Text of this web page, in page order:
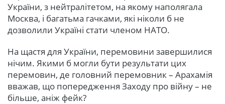
України, з нейтралітетом, на якому наполягала
Москва, і багатьма гачками, які ніколи б не
дозволили Україні стати членом НАТО.
На щастя для України, перемовини завершилися
нічим. Якими б могли бути результати цих
перемовин, де головний перемовник – Арахамія
вважав, що попередження Заходу про війну – не
більше, аніж фейк?